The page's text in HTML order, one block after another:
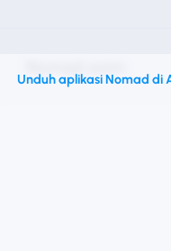
Unduh aplikasi Nomad di